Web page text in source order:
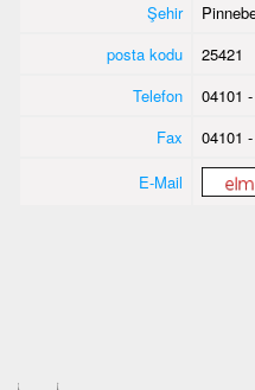
Şehir
posta kodu
25421
Telefon
04101
Fax
04101
E-Mail